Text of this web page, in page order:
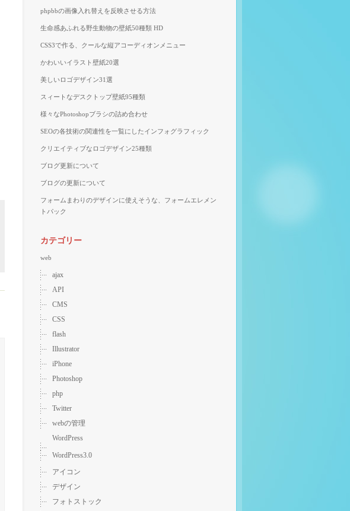
phpbbの画像入れ替えを反映させる方法
生命感あふれる野生動物の壁紙50種類 HD
CSS3で作る、クールな縦アコーディオンメニュー
かわいいイラスト壁紙20選
美しいロゴデザイン31選
スィートなデスクトップ壁紙95種類
様々なPhotoshopブラシの詰め合わせ
SEOの各技術の関連性を一覧にしたインフォグラフィック
クリエイティブなロゴデザイン25種類
ブログ更新について
ブログの更新について
フォームまわりのデザインに使えそうな、フォームエレメン
トパック
カテゴリー
web
ajax
API
CMS
CSS
flash
Illustrator
iPhone
Photoshop
php
Twitter
webの管理
WordPress
WordPress3.0
アイコン
デザイン
フォトストック